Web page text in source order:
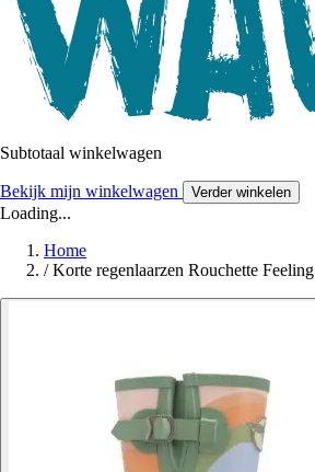
Subtotaal winkelwagen
Bekijk mijn winkelwagen Verder winkelen
Loading...
Home
/ Korte regenlaarzen Rouchette Feeling